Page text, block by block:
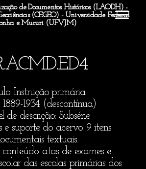
de Documentos Históricos (LAODH) -
(CEGEO) - Universidade Federal
e Mucuri (UFVJM)
Instrução primária
1889-1934 (descontínua)
de descrição: Subsérie
e suporte do acervo: 9 itens
textuais.
atas de exames e
das escolas primárias dos